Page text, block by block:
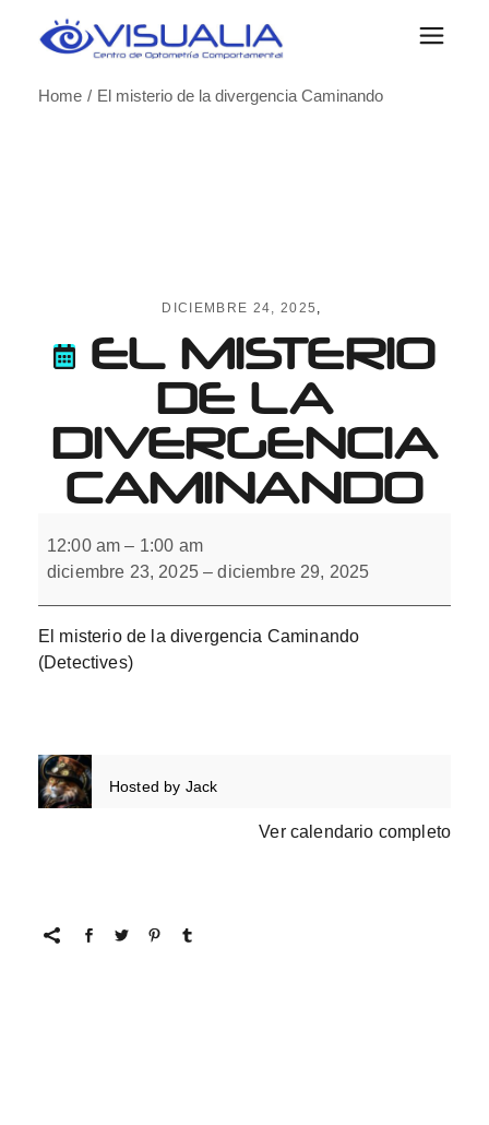
Home
El misterio de la divergencia Caminando
DICIEMBRE 24, 2025
EL MISTERIO
DE LA
DIVERGENCIA
CAMINANDO
misterio
de
la
Caminando
12:00 am – 1:00 am
diciembre 23, 2025 –diciembre 29, 2025
El misterio de la divergencia Caminando
(Detectives)
Hosted by Jack
Ver calendario completo